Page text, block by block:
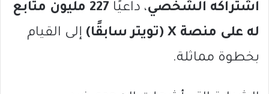
اشتراكه الشخصي، داعيًا
227 مليون متابع
له على منصة X (تويتر سابقًا)
إلى القيام
بخطوة مماثلة.